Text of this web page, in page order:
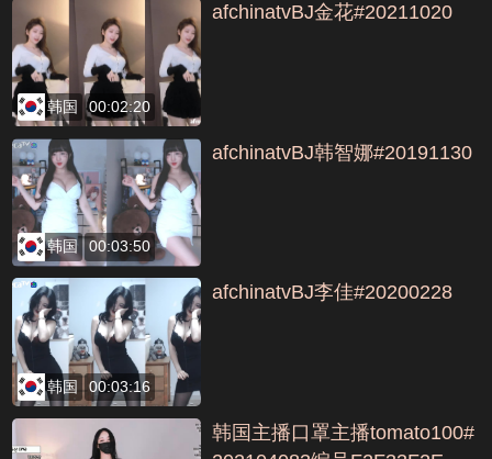
韩国 00:02:20
afchinatvBJ金花#20211020
韩国 00:03:50
afchinatvBJ韩智娜#20191130
韩国 00:03:16
afchinatvBJ李佳#20200228
韩国主播口罩主播tomato100#